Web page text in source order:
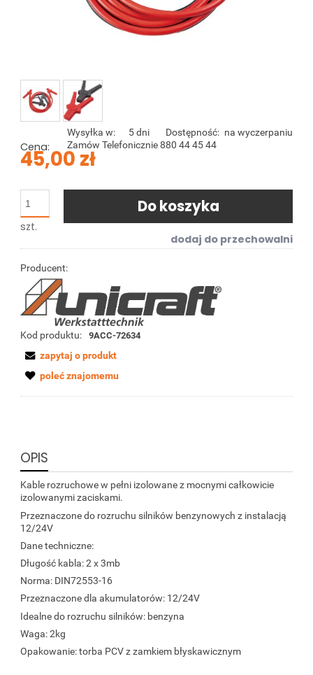
Dostępność: na wyczerpaniu
Wysyłka w:
5 dni
Zamów Telefonicznie 880 44 45 44
Cena:
45,00 zł
szt.
Do koszyka
dodaj do przechowalni
Producent:
Kod produktu: 9ACC-72634
zapytaj o produkt
poleć znajomemu
OPIS
Kable rozruchowe w pełni izolowane z mocnymi całkowicie
izolowanymi zaciskami.
Przeznaczone do rozruchu silników benzynowych z instalacją
12/24V
Dane techniczne:
Długość kabla: 2 x 3mb
Norma: DIN72553-16
Przeznaczone dla akumulatorów: 12/24V
Idealne do rozruchu silników: benzyna
Waga: 2kg
Opakowanie: torba PCV z zamkiem błyskawicznym